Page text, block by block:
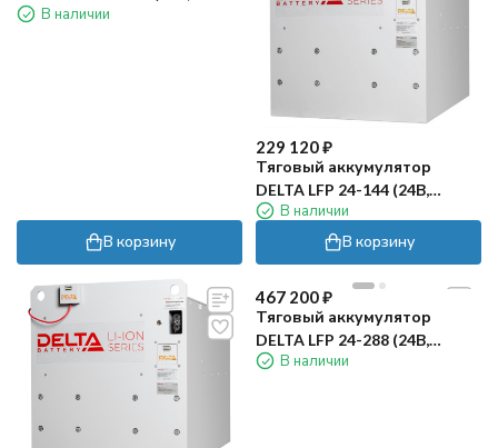
288Ач, Li-ion)
В наличии
В корзину
229 120₽
Тяговый аккумулятор
DELTA LFP 24-144 (24В,
144Ач, Li-ion)
В наличии
В корзину
467 200₽
Тяговый аккумулятор
DELTA LFP 24-288 (24В,
288Ач, Li-ion)
В наличии